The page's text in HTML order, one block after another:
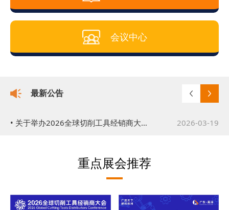
会议中心
最新公告
• 关于举办2026株洲国际先进硬质材料产业博览会的通知 2026-03-17
重点展会推荐